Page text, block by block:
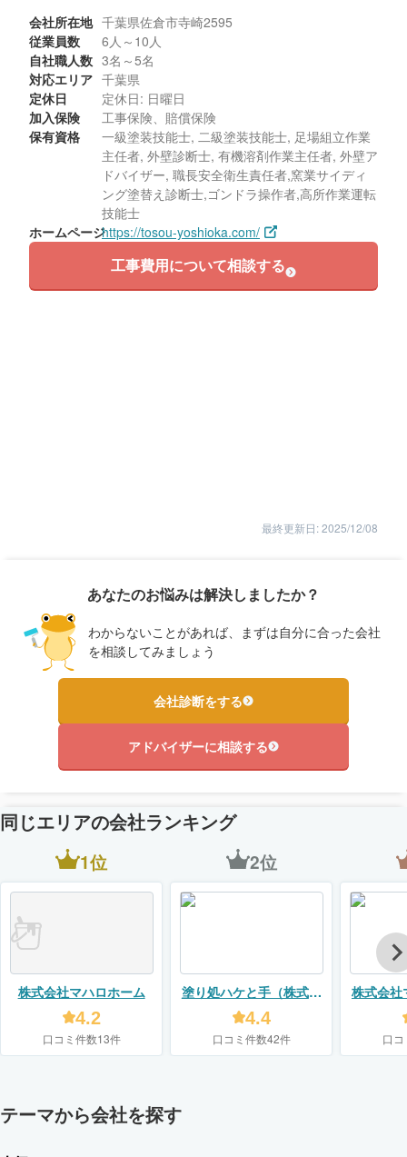
会社所在地 千葉県佐倉市寺崎2595
従業員数
6人～10人
自社職人数 3名～5名
対応エリア 千葉県
定休日
定休日: 日曜日
加入保険
工事保険、賠償保険
保有資格
一級塗装技能士, 二級塗装技能士, 足場組立作業
主任者, 外壁診断士, 有機溶剤作業主任者, 外壁ア
ドバイザー, 職長安全衛生責任者,窯業サイディ
ング塗替え診断士,ゴンドラ操作者,高所作業運転
技能士
ホームページhttps://tosou-yoshioka.com/
工事費用について相談する
最終更新日: 2025/12/08
あなたのお悩みは解決しましたか？
わからないことがあれば、まずは自分に合った会社
を相談してみましょう
会社診断をする
アドバイザーに相談する
同じエリアの会社ランキング
1位
株式会社マハロホーム
4.2
口コミ件数13件
2位
塗り処ハケと手（株式会
社ユーモア）
4.4
口コミ件数42件
株式会社
口
テーマから会社を探す